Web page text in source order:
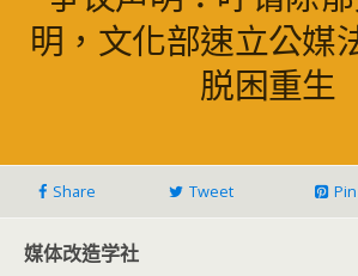
明，文化部速立公媒
脱困重生
Share Tweet Pin
媒体改造学社